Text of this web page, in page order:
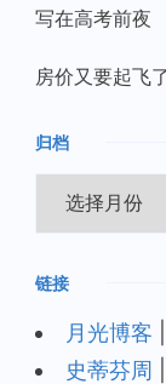
写在高考前夜
房价又要起飞
归档
档
链接
月光博客
史蒂芬周